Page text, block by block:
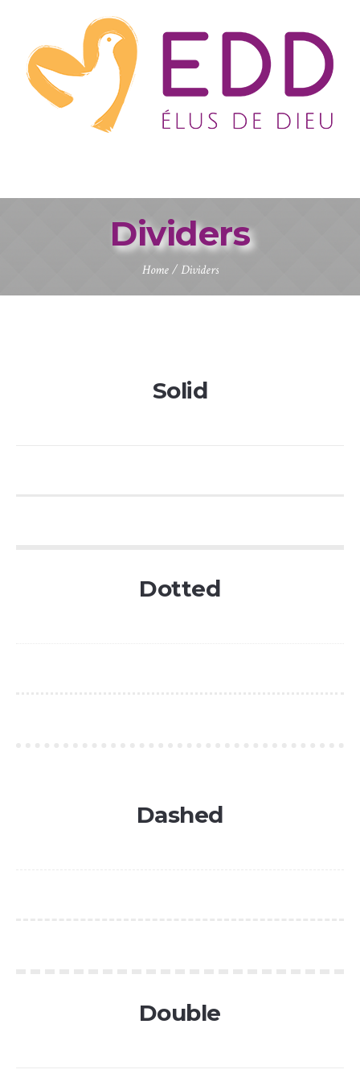
Dividers
Home /Dividers
Solid
Dotted
Dashed
Double